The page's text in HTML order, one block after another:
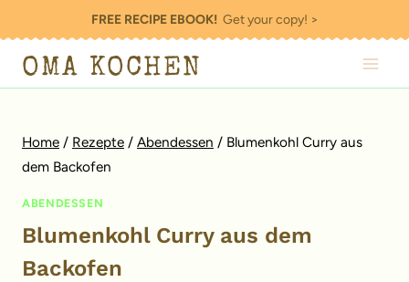
Inhalt
springen
FREE RECIPE EBOOK!Get your copy! >
OMA KOCHEN
Home / Rezepte / Abendessen / Blumenkohl Curry aus
dem Backofen
ABENDESSEN
Blumenkohl Curry aus dem
Backofen